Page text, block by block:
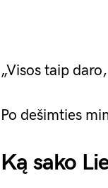
„Visos taip
Po dešimties
Ką sako